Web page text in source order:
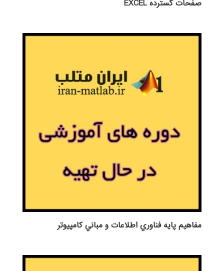
صفحات گسترده EXCEL
مفاهيم پايه فناوري اطلاعات و مباني كامپيوتر